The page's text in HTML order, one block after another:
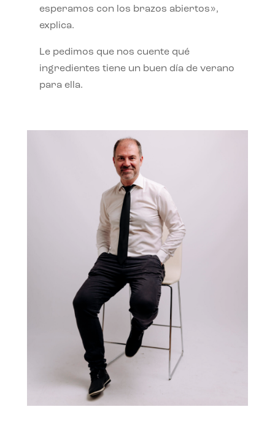
esperamos con los brazos abiertos»,
explica.
Le pedimos que nos cuente qué
ingredientes tiene un buen día de verano
para ella.